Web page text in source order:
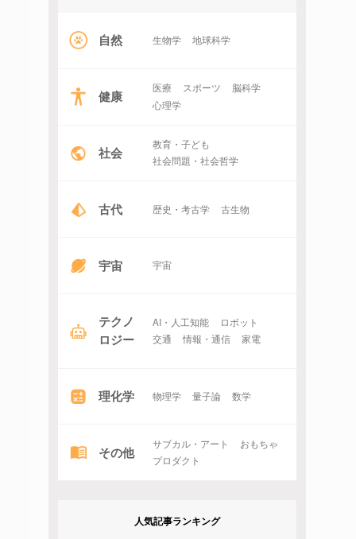
自然 生物学 地球科学
健康 医療 スポーツ
脳科学
心理学
社会
教育・子ども
社会問題・社会哲学
古代 歴史・考古学 古生物
宇宙 宇宙
テクノ
ロジー
AI・人工知能
ロボット
交通
情報・通信 家電
理化学 物理学 量子論 数学
その他 サブカル・アート
おもちゃ
プロダクト
人気記事ランキング